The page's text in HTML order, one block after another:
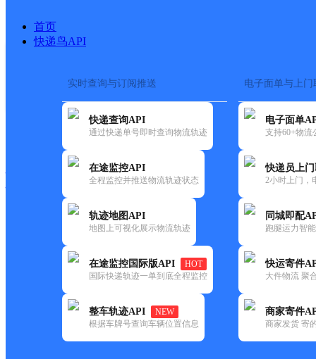
首页
快递鸟API
实时查询与订阅推送
快递查询API
通过快递单号即时查询物流轨迹
在途监控API
全程监控并推送物流轨迹状态
轨迹地图API
地图上可视化展示物流轨迹
在途监控国际版API
HOT
国际快递轨迹一单到底全程监控
整车轨迹API
NEW
根据车牌号查询车辆位置信息
电子面单与上门
电子面单
支持60+物流
快递员上
2小时上门，
同城即配
跑腿运力智
快运寄件
大件物流 聚
商家寄件
商家发货 寄
快运大全 快递时效
中通
包头石拐新区
更新时间：2022-07-14 00:00:00